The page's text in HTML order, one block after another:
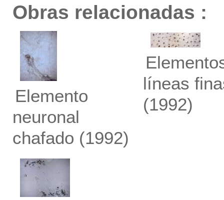
Obras relacionadas :
Elemento
neuronal
chafado (1992)
líneas
(1992)